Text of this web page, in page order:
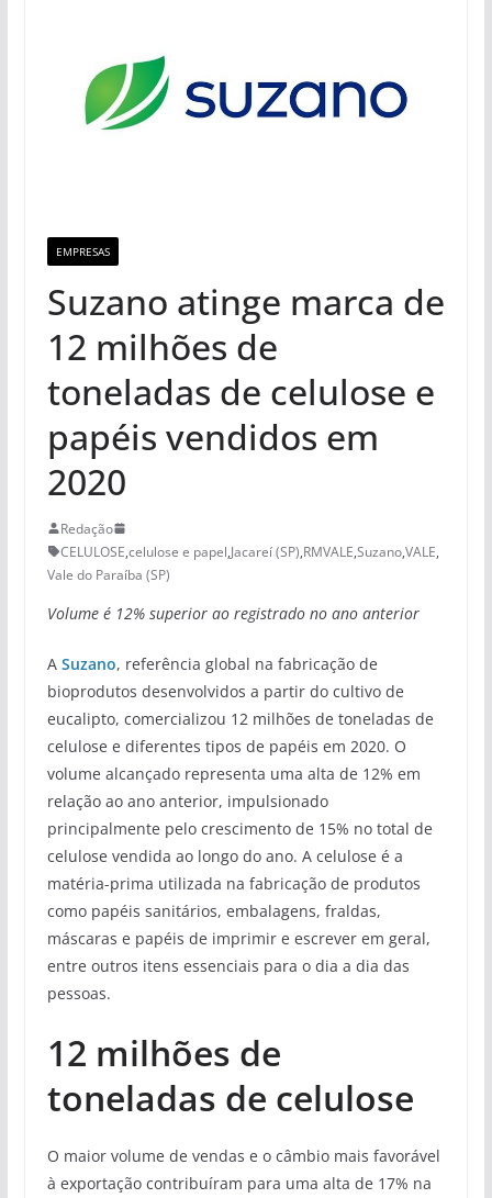
EMPRESAS
Suzano atinge marca de
12 milhões de
toneladas de celulose e
papéis vendidos em
2020
Redação
CELULOSE,celulose e papel,Jacareí (SP),RMVALE,Suzano,VALE,
Vale do Paraíba (SP)
Volume é 12% superior ao registrado no ano anterior
A Suzano, referência global na fabricação de
bioprodutos desenvolvidos a partir do cultivo de
eucalipto, comercializou 12 milhões de toneladas de
celulose e diferentes tipos de papéis em 2020. O
volume alcançado representa uma alta de 12% em
relação ao ano anterior, impulsionado
principalmente pelo crescimento de 15% no total de
celulose vendida ao longo do ano. A celulose é a
matéria-prima utilizada na fabricação de produtos
como papéis sanitários, embalagens, fraldas,
máscaras e papéis de imprimir e escrever em geral,
entre outros itens essenciais para o dia a dia das
pessoas.
12 milhões de
toneladas de celulose
O maior volume de vendas e o câmbio mais favorável
à exportação contribuíram para uma alta de 17% na